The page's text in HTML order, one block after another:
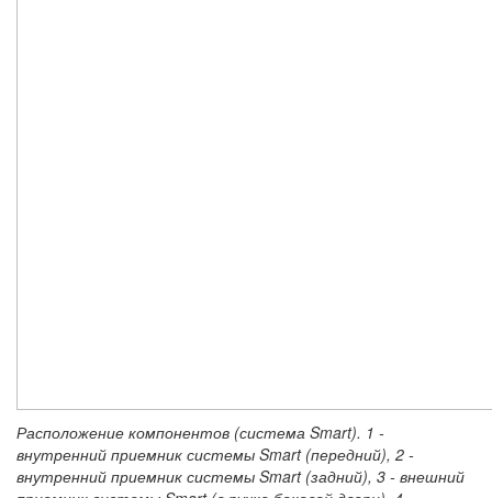
Расположение компонентов (система Smart). 1 -
внутренний приемник системы Smart (передний), 2 -
внутренний приемник системы Smart (задний), 3 - внешний